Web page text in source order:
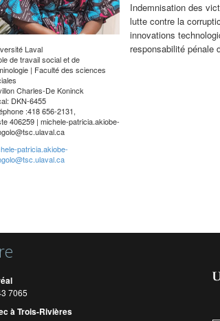
Laval
de travail social et de
| Faculté des sciences
Charles-De Koninck
DKN-6455
:418 656-2131,
406259 | michele-patricia.akiobe-
patricia.akiobe-
Indemnisation des
lutte contre la
innovations
responsabilité pénale
7065
à Trois-Rivières